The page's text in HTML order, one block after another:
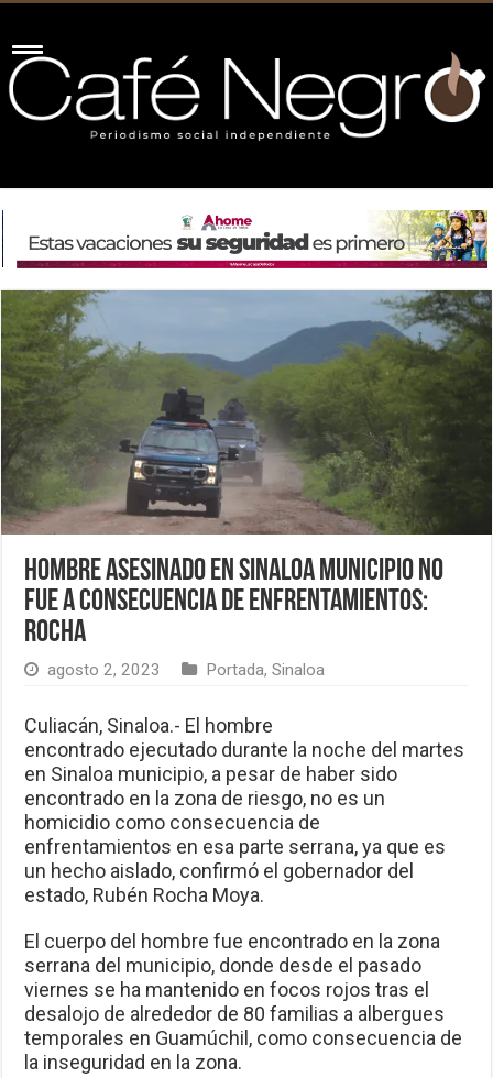
Hombre asesinado en Sinaloa municipio no
fue a consecuencia de enfrentamientos:
Rocha
agosto 2, 2023 Portada,Sinaloa
Culiacán, Sinaloa.- El hombre
encontrado ejecutado durante la noche del martes
en Sinaloa municipio, a pesar de haber sido
encontrado en la zona de riesgo, no es un
homicidio como consecuencia de
enfrentamientos en esa parte serrana, ya que es
un hecho aislado, confirmó el gobernador del
estado, Rubén Rocha Moya.
El cuerpo del hombre fue encontrado en la zona
serrana del municipio, donde desde el pasado
viernes se ha mantenido en focos rojos tras el
desalojo de alrededor de 80 familias a albergues
temporales en Guamúchil, como consecuencia de
la inseguridad en la zona.